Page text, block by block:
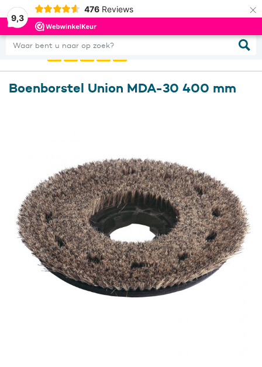
9,3
476 Reviews ×
Waar bent u naar op zoek?
0
Boenborstel Union MDA-30 400 mm